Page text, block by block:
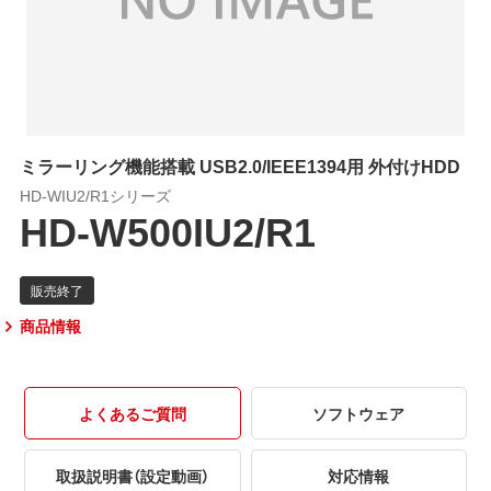
ミラーリング機能搭載 USB2.0/IEEE1394用 外付けHDD
HD-WIU2/R1シリーズ
HD-W500IU2/R1
商品情報
よくあるご質問 ソフトウェア
取扱説明書（設定動画） 対応情報